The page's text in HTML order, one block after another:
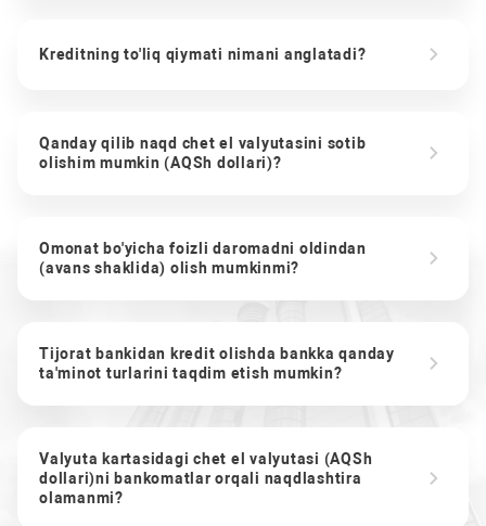
Kreditning to'liq qiymati nimani anglatadi?
Qanday qilib naqd chet el valyutasini sotib
olishim mumkin (AQSh dollari)?
Omonat bo'yicha foizli daromadni oldindan
(avans shaklida) olish mumkinmi?
Tijorat bankidan kredit olishda bankka qanday
ta'minot turlarini taqdim etish mumkin?
Valyuta kartasidagi chet el valyutasi (AQSh
dollari)ni bankomatlar orqali naqdlashtira
olamanmi?